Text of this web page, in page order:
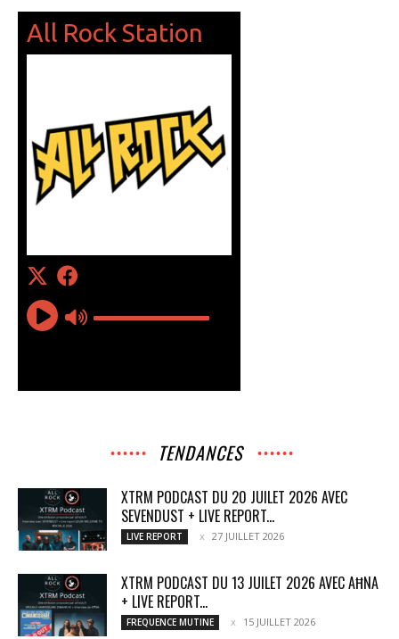
TENDANCES
XTRM PODCAST DU 20 JUILET 2026 AVEC
SEVENDUST + LIVE REPORT...
LIVE REPORT 27 JUILLET 2026
XTRM PODCAST DU 13 JUILET 2026 AVEC AĦNA
+ LIVE REPORT...
FREQUENCE MUTINE 15 JUILLET 2026